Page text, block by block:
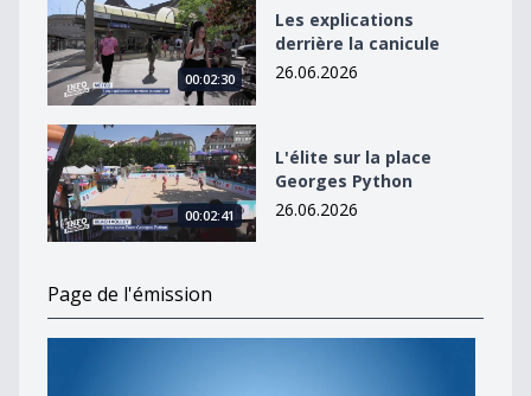
00:02:30
Les explications
derrière la canicule
26.06.2026
L&#039;élite sur la place Georges Python
00:02:41
L'élite sur la place
Georges Python
26.06.2026
Page de l'émission